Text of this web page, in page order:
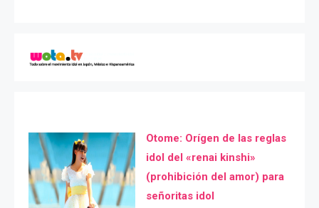
Otome: Orígen de las reglas
idol del «renai kinshi»
(prohibición del amor) para
señoritas idol